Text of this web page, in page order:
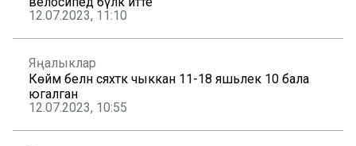
12.07.2023, 11:10
Яңалыклар
Көймә белән сәяхәткә чыккан 11-18 яшьлек 10 бала
югалган
12.07.2023, 10:55